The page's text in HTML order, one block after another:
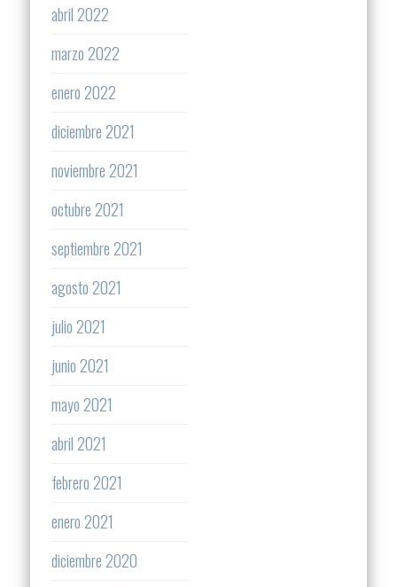
abril 2022
marzo 2022
enero 2022
diciembre 2021
noviembre 2021
octubre 2021
septiembre 2021
agosto 2021
julio 2021
junio 2021
mayo 2021
abril 2021
febrero 2021
enero 2021
diciembre 2020